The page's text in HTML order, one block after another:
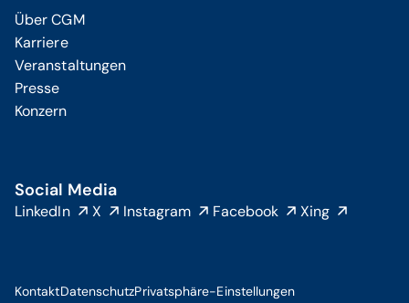
Über CGM
Karriere
Veranstaltungen
Presse
Konzern
Social Media
LinkedIn X Instagram Facebook Xing
KontaktDatenschutzPrivatsphäre-Einstellungen